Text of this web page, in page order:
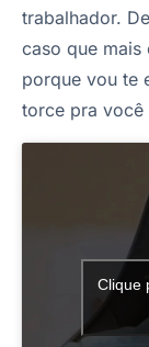
trabalhador.
caso que mais
porque vou te
torce pra você
Clique